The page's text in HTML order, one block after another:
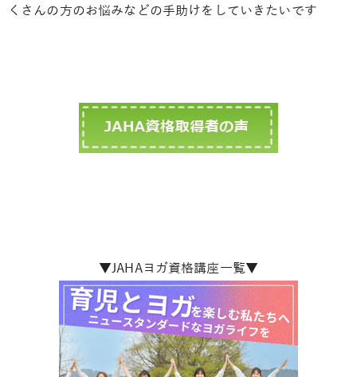
くさんの方のお悩みなどの手助けをしていきたいです
▼JAHAヨガ資格講座一覧▼